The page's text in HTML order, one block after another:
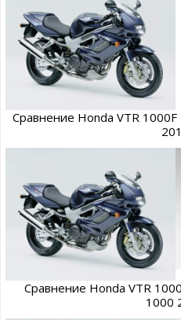
Сравнение Honda VTR
Сравнение Honda VTR
1000